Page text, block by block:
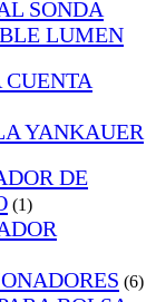
SONDA
LUMEN
CUENTA
YANKAUER
DE
(1)
(6)